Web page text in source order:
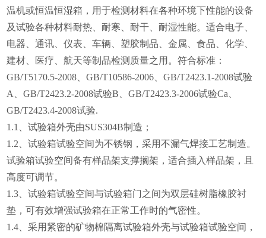
温机或恒温恒湿箱，用于检测材料在各种环境下性能的设备
及试验各种材料耐热、耐寒、耐干、耐湿性能。适合电子、
电器、通讯、仪表、车辆、塑胶制品、金属、食品、化学、
建材、医疗、航天等制品检测质量之用。符合标准：
GB/T5170.5-2008、GB/T10586-2006、GB/T2423.1-2008试验
A、GB/T2423.2-2008试验B、GB/T2423.3-2006试验Ca、
GB/T2423.4-2008试验.
1.1、试验箱外壳由SUS304B制造；
1.2、试验箱试验空间为不锈钢，采用不漏气焊接工艺制造。
试验箱试验空间备有样品架支撑搁架，适合插入样品架，且
高度可调节。
1.3、试验箱试验空间与试验箱门之间为双层硅树脂橡胶衬
垫，可有效增强试验箱在正常工作时的气密性。
1.4、采用紧密的矿物棉隔离试验箱外壳与试验箱试验空间，